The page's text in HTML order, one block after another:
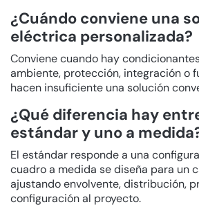
¿Cuándo conviene una
eléctrica personalizada?
Conviene cuando hay
ambiente, protección, integración o
hacen insuficiente una solución
¿Qué diferencia hay
estándar y uno a
El estándar responde a una
cuadro a medida se diseña para un
ajustando envolvente, distribución,
configuración al proyecto.